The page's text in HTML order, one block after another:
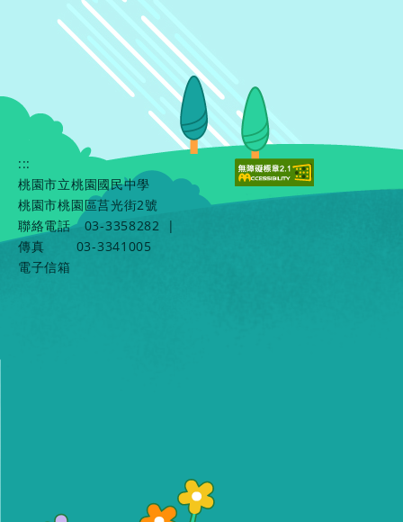
:::
桃園市立桃園國民中學
桃園市桃園區莒光街2號
聯絡電話
03-3358282
|
傳真
03-3341005
電子信箱